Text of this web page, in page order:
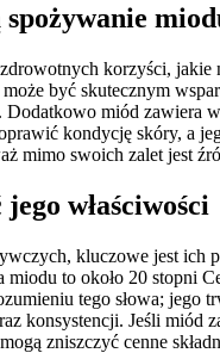
korzyści,
być skutecznym
miód
kondycję skóry, a
mimo swoich zalet jest
właściwości
kluczowe jest
to około 20 stopni
tego słowa; jego
konsystencji. Jeśli
zniszczyć cenne